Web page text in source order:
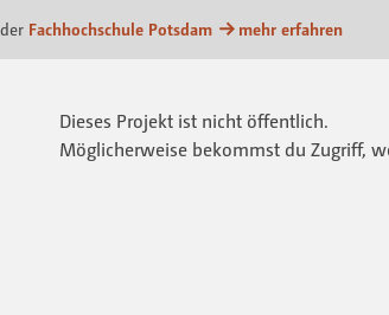
Fachhochschule Potsdam mehr erfahren
Dieses Projekt ist nicht öffentlich.
Möglicherweise bekommst du Zugriff,